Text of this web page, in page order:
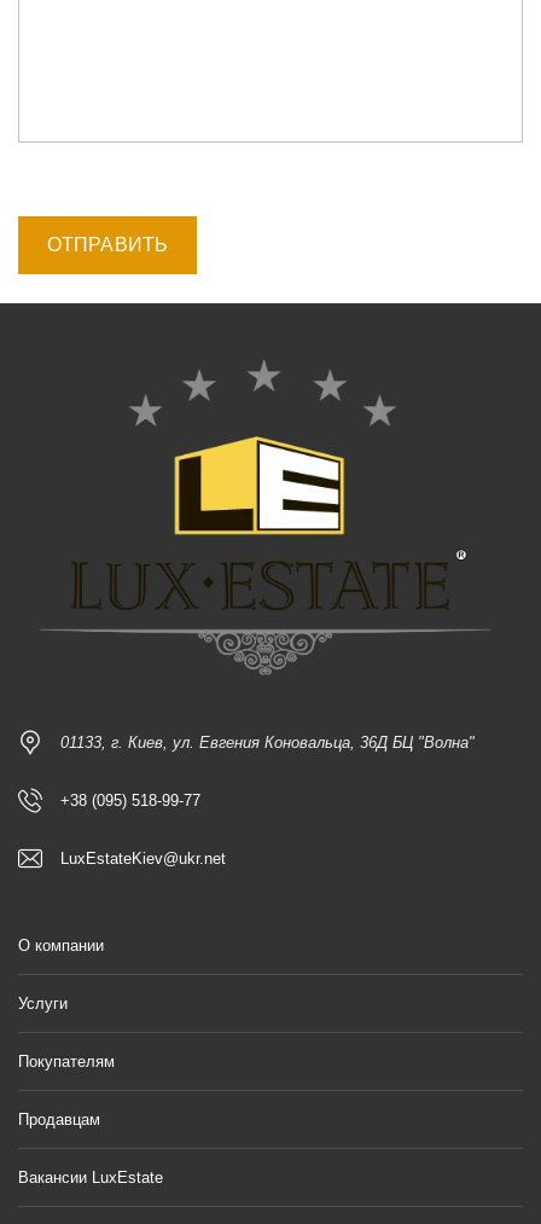
01133, г. Киев, ул. Евгения Коновальца, 36Д БЦ "Волна"
+38 (095) 518-99-77
LuxEstateKiev@ukr.net
О компании
Услуги
Покупателям
Продавцам
Вакансии LuxEstate